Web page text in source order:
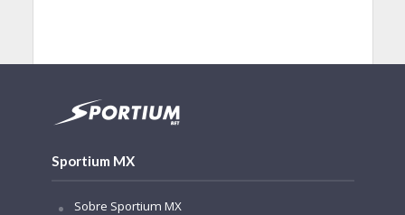
Sportium MX
Sobre Sportium MX